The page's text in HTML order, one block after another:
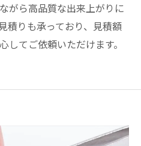
がら高品質な出来上がりに
積りも承っており、見積額
してご依頼いただけます。